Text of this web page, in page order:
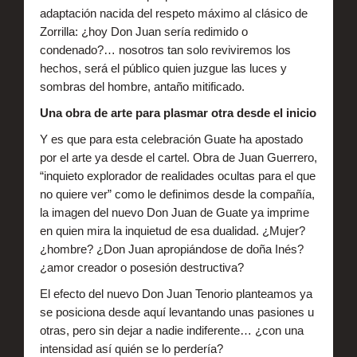
adaptación nacida del respeto máximo al clásico de
Zorrilla: ¿hoy Don Juan sería redimido o
condenado?… nosotros tan solo reviviremos los
hechos, será el público quien juzgue las luces y
sombras del hombre, antaño mitificado.
Una obra de arte para plasmar otra desde el inicio
Y es que para esta celebración Guate ha apostado
por el arte ya desde el cartel. Obra de Juan Guerrero,
“inquieto explorador de realidades ocultas para el que
no quiere ver” como le definimos desde la compañía,
la imagen del nuevo Don Juan de Guate ya imprime
en quien mira la inquietud de esa dualidad. ¿Mujer?
¿hombre? ¿Don Juan apropiándose de doña Inés?
¿amor creador o posesión destructiva?
El efecto del nuevo Don Juan Tenorio planteamos ya
se posiciona desde aquí levantando unas pasiones u
otras, pero sin dejar a nadie indiferente… ¿con una
intensidad así quién se lo perdería?